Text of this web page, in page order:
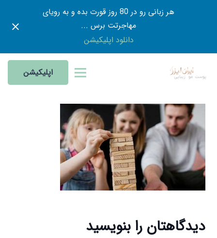
هر زبانی رو در 80 روز قورت بده و به رویای
مهاجرتت برس ...
دانلود اپلیکیشن
اپلیکیشن
دیدگاهتان را بنویسید